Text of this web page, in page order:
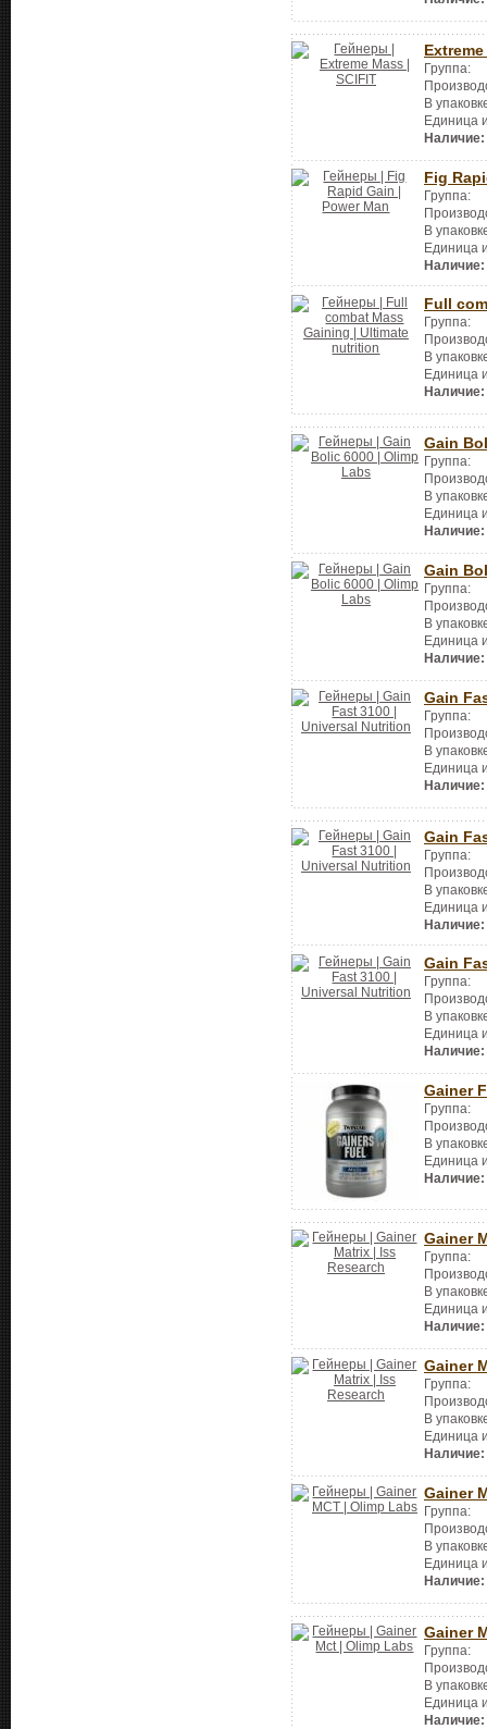
Группа:
В
Единица
Наличие:
Fig
Группа:
В
Единица
Наличие:
Full
Группа:
В
Единица
Наличие:
Gain
Группа:
В
Единица
Наличие:
Gain
Группа:
В
Единица
Наличие:
Gain
Группа:
В
Единица
Наличие:
Gain
Группа:
В
Единица
Наличие:
Gain
Группа:
В
Единица
Наличие:
Gainer
Группа:
В
Единица
Наличие:
Gainer
Группа:
В
Единица
Наличие:
Gainer
Группа:
В
Единица
Наличие:
Gainer
Группа:
В
Единица
Наличие:
Gainer
Группа:
В
Единица
Наличие: